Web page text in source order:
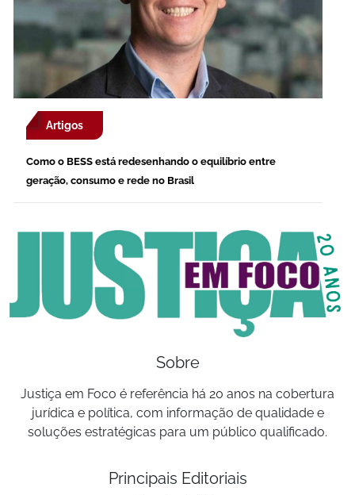
Artigos
Como o BESS está redesenhando o equilíbrio entre
geração, consumo e rede no Brasil
Sobre
Justiça em Foco é referência há 20 anos na cobertura
jurídica e política, com informação de qualidade e
soluções estratégicas para um público qualificado.
Principais Editoriais